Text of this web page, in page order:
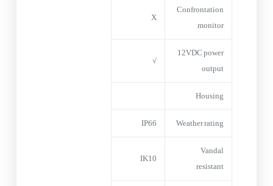
Confrontation
monitor
X
12VDC power
output
√
Housing
Weather rating
IP66
Vandal
resistant
IK10